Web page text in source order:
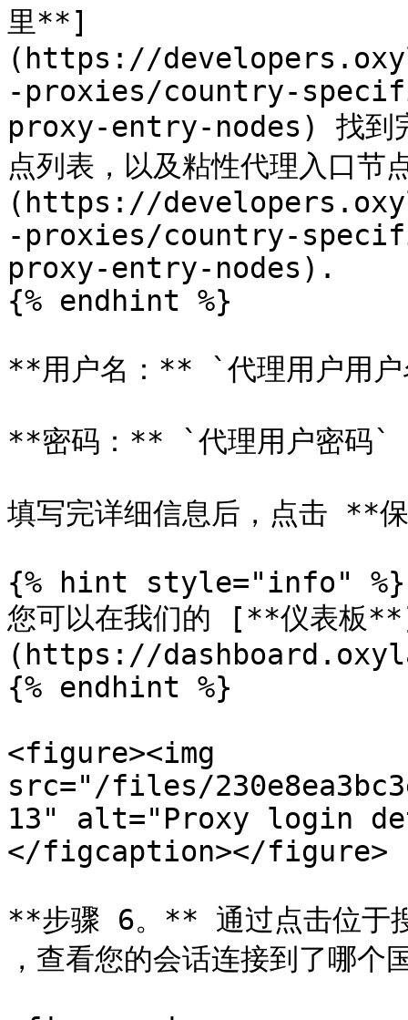
里**]
(https://
-proxies/country-
proxy-entry-nodes) 找到完
点列表，以及粘性代理入
(https://
-proxies/country-
proxy-entry-nodes).
{% endhint %}
**用户名：** `代理用户用
**密码：** `代理用户密码`
填写完详细信息后，点击 **
{% hint style="info" %}
您可以在我们的 [**仪表板
(https://
{% endhint %}
<figure><img
src="/files/
13" alt="Proxy login
</figcaption></figure>
**步骤 6。** 通过点击位于
，查看您的会话连接到了哪个